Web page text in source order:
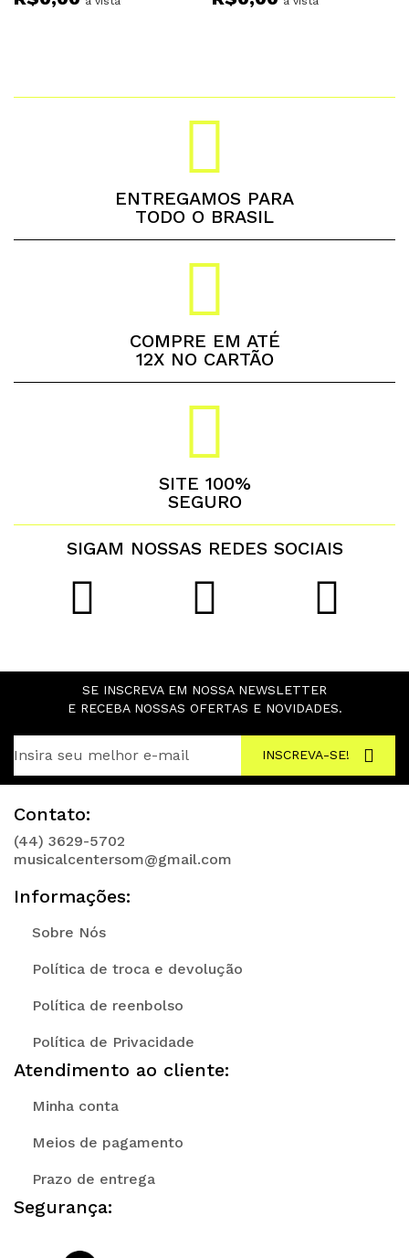
ENTREGAMOS PARA
TODO O BRASIL
COMPRE EM ATÉ
12X NO CARTÃO
SITE 100%
SEGURO
SIGAM NOSSAS REDES SOCIAIS
SE INSCREVA EM NOSSA NEWSLETTER
E RECEBA NOSSAS OFERTAS E NOVIDADES.
INSCREVA-SE!
Contato:
(44) 3629-5702
musicalcentersom@gmail.com
Informações:
Sobre Nós
Política de troca e devolução
Política de reenbolso
Política de Privacidade
Atendimento ao cliente:
Minha conta
Meios de pagamento
Prazo de entrega
Segurança: